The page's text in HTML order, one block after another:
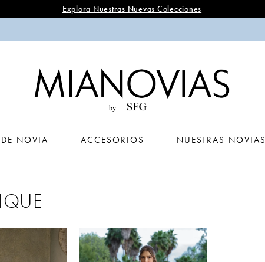
Explora Nuestras Nuevas Colecciones
NOVIA ACCESORIOS NUESTRAS NOVIAS